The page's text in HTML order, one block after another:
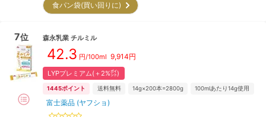
食パン袋(買い回りに)
7位 森永乳業 チルミル
42.3 円/100ml 9,914円
LYPプレミアム(＋2%㌽)
1445ポイント 送料無料 14g×200本=2800g 100mlあたり14g使用
富士薬品 (ヤフショ)